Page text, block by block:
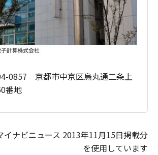
0857 京都市中京区烏丸通二条上
番地
ナビニュース 2013年11月15日掲載分
を使用しています